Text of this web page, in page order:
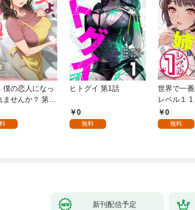
僕の恋人になっ
ませんか？ 第1
ヒトグイ 第1話
0
無料
世界で一
レベル１ 1
0
無料
新刊配信予定